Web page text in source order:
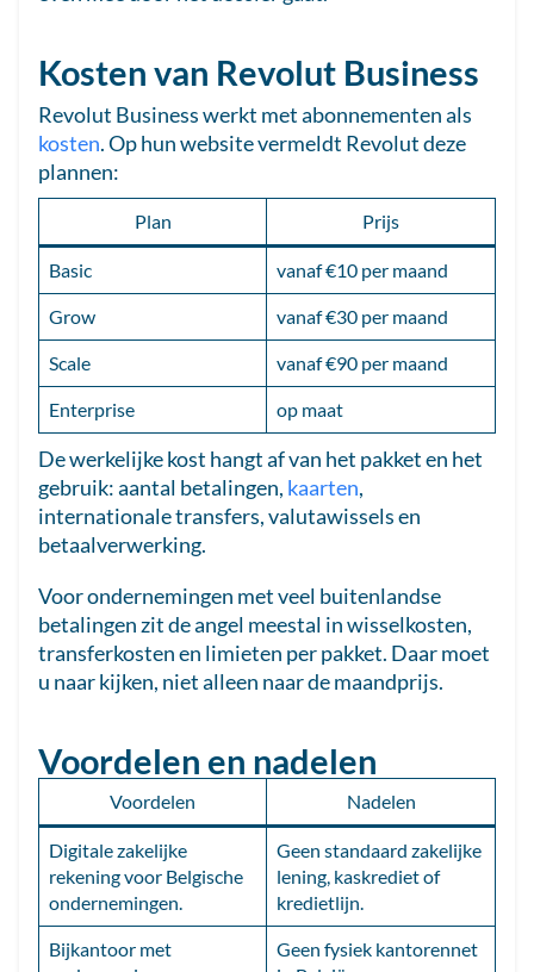
Kosten van Revolut Business
Revolut Business werkt met abonnementen als
kosten. Op hun website vermeldt Revolut deze
plannen:
Plan Prijs
Basic vanaf €10 per maand
Grow vanaf €30 per maand
Scale vanaf €90 per maand
Enterprise op maat
De werkelijke kost hangt af van het pakket en het
gebruik: aantal betalingen, kaarten,
internationale transfers, valutawissels en
betaalverwerking.
Voor ondernemingen met veel buitenlandse
betalingen zit de angel meestal in wisselkosten,
transferkosten en limieten per pakket. Daar moet
u naar kijken, niet alleen naar de maandprijs.
Voordelen en nadelen
Voordelen Nadelen
Digitale zakelijke
rekening voor Belgische
ondernemingen.
Geen standaard zakelijke
lening, kaskrediet of
kredietlijn.
Bijkantoor met
Geen fysiek kantorennet